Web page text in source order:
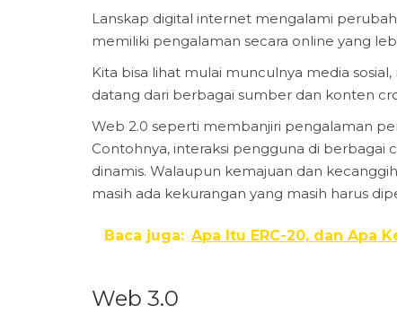
Lanskap digital internet mengalami
memiliki pengalaman secara online yang
Kita bisa lihat mulai munculnya media
datang dari berbagai sumber dan konten
Web 2.0 seperti membanjiri pengalaman
Contohnya, interaksi pengguna di berbagai
dinamis. Walaupun kemajuan dan
masih ada kekurangan yang masih harus
Baca juga: Apa Itu ERC-20, dan Apa
Web 3.0